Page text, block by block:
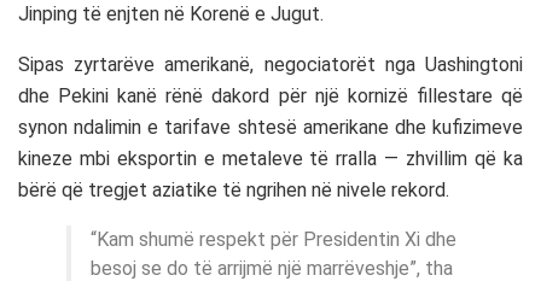
Jinping të enjten në Korenë e Jugut.
Sipas zyrtarëve amerikanë, negociatorët nga Uashingtoni
dhe Pekini kanë rënë dakord për një kornizë fillestare që
synon ndalimin e tarifave shtesë amerikane dhe kufizimeve
kineze mbi eksportin e metaleve të rralla — zhvillim që ka
bërë që tregjet aziatike të ngrihen në nivele rekord.
“Kam shumë respekt për Presidentin Xi dhe
besoj se do të arrijmë një marrëveshje”, tha